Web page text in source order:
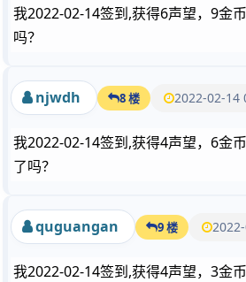
我2022-02-14签到,获得6声望，9金
吗？
njwdh 8 楼 2022-02-14
我2022-02-14签到,获得4声望，6金
了吗？
quguangan 9 楼
我2022-02-14签到,获得4声望，3金